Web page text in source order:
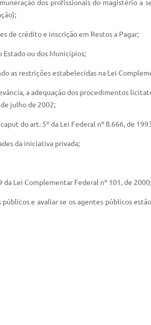
dos profissionais do magistério a
de crédito e inscrição em Restos a Pagar;
Estado ou dos Municípios;
as restrições estabelecidas na Lei
a adequação dos procedimentos
julho de 2002;
do art. 5º da Lei Federal nº 8.666, de
da iniciativa privada;
Lei Complementar Federal nº 101, de 2000;
e avaliar se os agentes públicos